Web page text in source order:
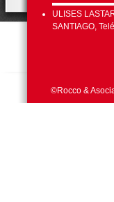
ULISES
SANTIAGO,
©Rocco &